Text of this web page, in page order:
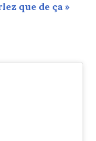
que de ça »